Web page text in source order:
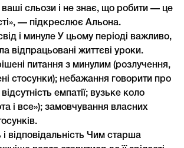
ваші сльози і не знає, що робити — це
— підкреслює Альона.
і минуле У цьому періоді важливо,
відпрацьовані життєві уроки.
питання з минулим (розлучення,
стосунки); небажання говорити про
емпатії; вузьке коло
і все»); замовчування власних
і відповідальність Чим старша